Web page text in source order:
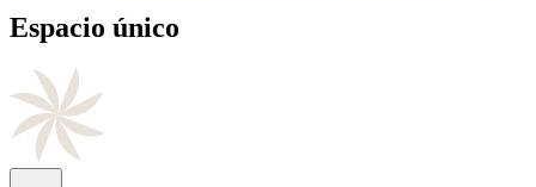
Cocinade autor